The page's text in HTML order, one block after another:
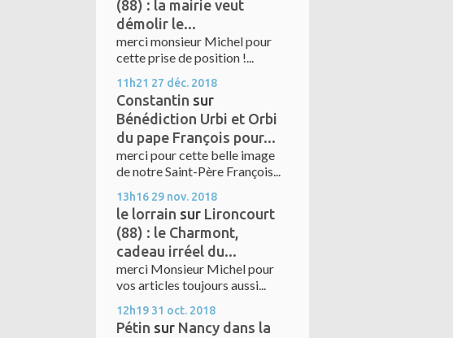
(88) : la mairie veut
démolir le...
merci monsieur Michel pour
cette prise de position !...
11h21 27 déc. 2018
Constantin sur
Bénédiction Urbi et Orbi
du pape François pour...
merci pour cette belle image
de notre Saint-Père François...
13h16 29 nov. 2018
le lorrain sur Lironcourt
(88) : le Charmont,
cadeau irréel du...
merci Monsieur Michel pour
vos articles toujours aussi...
12h19 31 oct. 2018
Pétin sur Nancy dans la